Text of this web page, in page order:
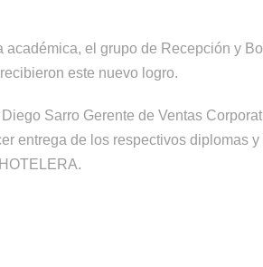
el grupo de Recepción y
este nuevo logro.
Sarro Gerente de Ventas
entrega de los respectivos diplomas